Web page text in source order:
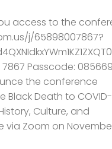
access to the
j/65898007867?
Passcode:
the conference
Black Death to COVID-
Culture, and
via Zoom on